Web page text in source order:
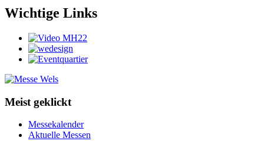
Wichtige Links
Meist geklickt
Messekalender
Aktuelle Messen